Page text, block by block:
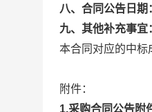
八、合同公告日期
九、其他补充事宜
本合同对应的中标
附件：
1.采购合同公告附